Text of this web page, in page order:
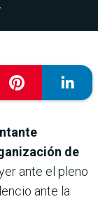
de
ante el pleno
ante la